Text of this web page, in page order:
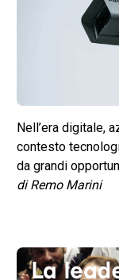
Nell’era digitale,
contesto
da grandi
di Remo Marini